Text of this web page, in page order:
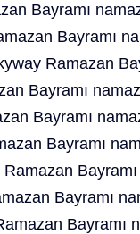
Bayramı
Bayramı
Ramazan
Bayramı
Bayramı
Bayramı
Bayramı
Bayramı